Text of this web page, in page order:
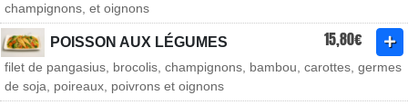
champignons, et oignons
POISSON AUX LÉGUMES 15,80€
filet de pangasius, brocolis, champignons, bambou, carottes, germes
de soja, poireaux, poivrons et oignons